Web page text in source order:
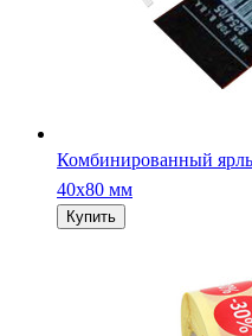
Комбинированный
40х80 мм